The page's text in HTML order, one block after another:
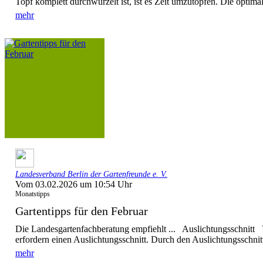
mehr
Landesverband Berlin der Gartenfreunde e. V.
Vom 03.02.2026 um 10:54 Uhr
Monatstipps
Gartentipps für den Februar
Die Landesgartenfachberatung empfiehlt ... Auslichtungsschnitt
erfordern einen Auslichtungsschnitt. Durch den
mehr